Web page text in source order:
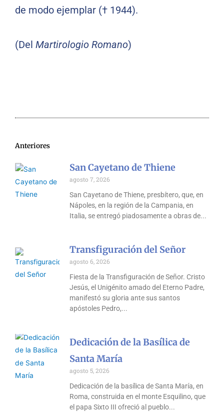
de modo ejemplar († 1944).
(Del Martirologio Romano)
Anteriores
San Cayetano de Thiene
agosto 7, 2026
San Cayetano de Thiene, presbítero, que, en
Nápoles, en la región de la Campania, en
Italia, se entregó piadosamente a obras de
Transfiguración del Señor
agosto 6, 2026
Fiesta de la Transfiguración de Señor. Cristo
Jesús, el Unigénito amado del Eterno Padre,
manifestó su gloria ante sus santos
apóstoles Pedro,
Dedicación de la Basílica de
Santa María
agosto 5, 2026
Dedicación de la basílica de Santa María, en
Roma, construida en el monte Esquilino, que
el papa Sixto III ofreció al pueblo